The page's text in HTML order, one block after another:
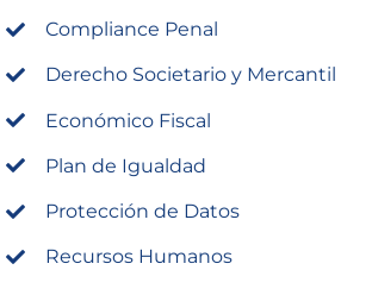
Compliance Penal
Derecho Societario y Mercantil
Económico Fiscal
Plan de Igualdad
Protección de Datos
Recursos Humanos